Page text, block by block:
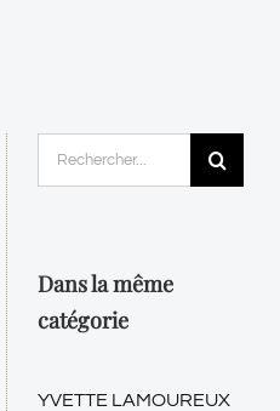
Dans la même
catégorie
YVETTE LAMOUREUX